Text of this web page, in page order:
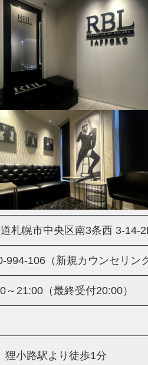
札幌市中央区南3条西 3-14-
994-106（新規カウンセリン
～21:00（最終受付20:00）
狸小路駅より徒歩1分